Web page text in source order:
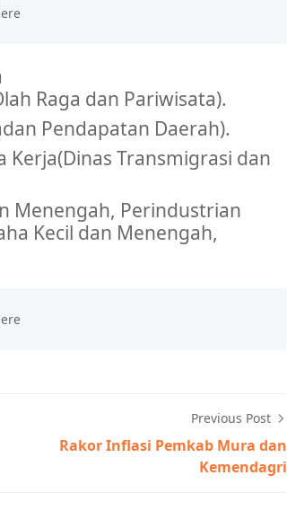
Raga dan Pariwisata).
Pendapatan Daerah).
Kerja(Dinas Transmigrasi dan
Menengah, Perindustrian
Kecil dan Menengah,
Previous Post
Rakor Inflasi Pemkab Mura dan
Kemendagri